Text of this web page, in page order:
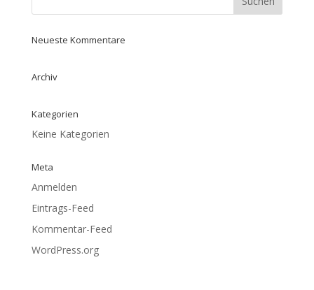
Neueste Kommentare
Archiv
Kategorien
Keine Kategorien
Meta
Anmelden
Eintrags-Feed
Kommentar-Feed
WordPress.org